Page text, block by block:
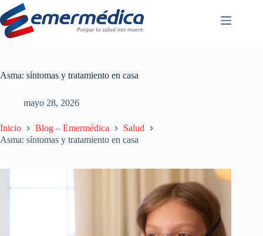
Saltar
al
contenido
Asma: síntomas y tratamiento en casa
mayo 28, 2026
Inicio Blog – Emermédica
Salud
Asma: síntomas y tratamiento en casa